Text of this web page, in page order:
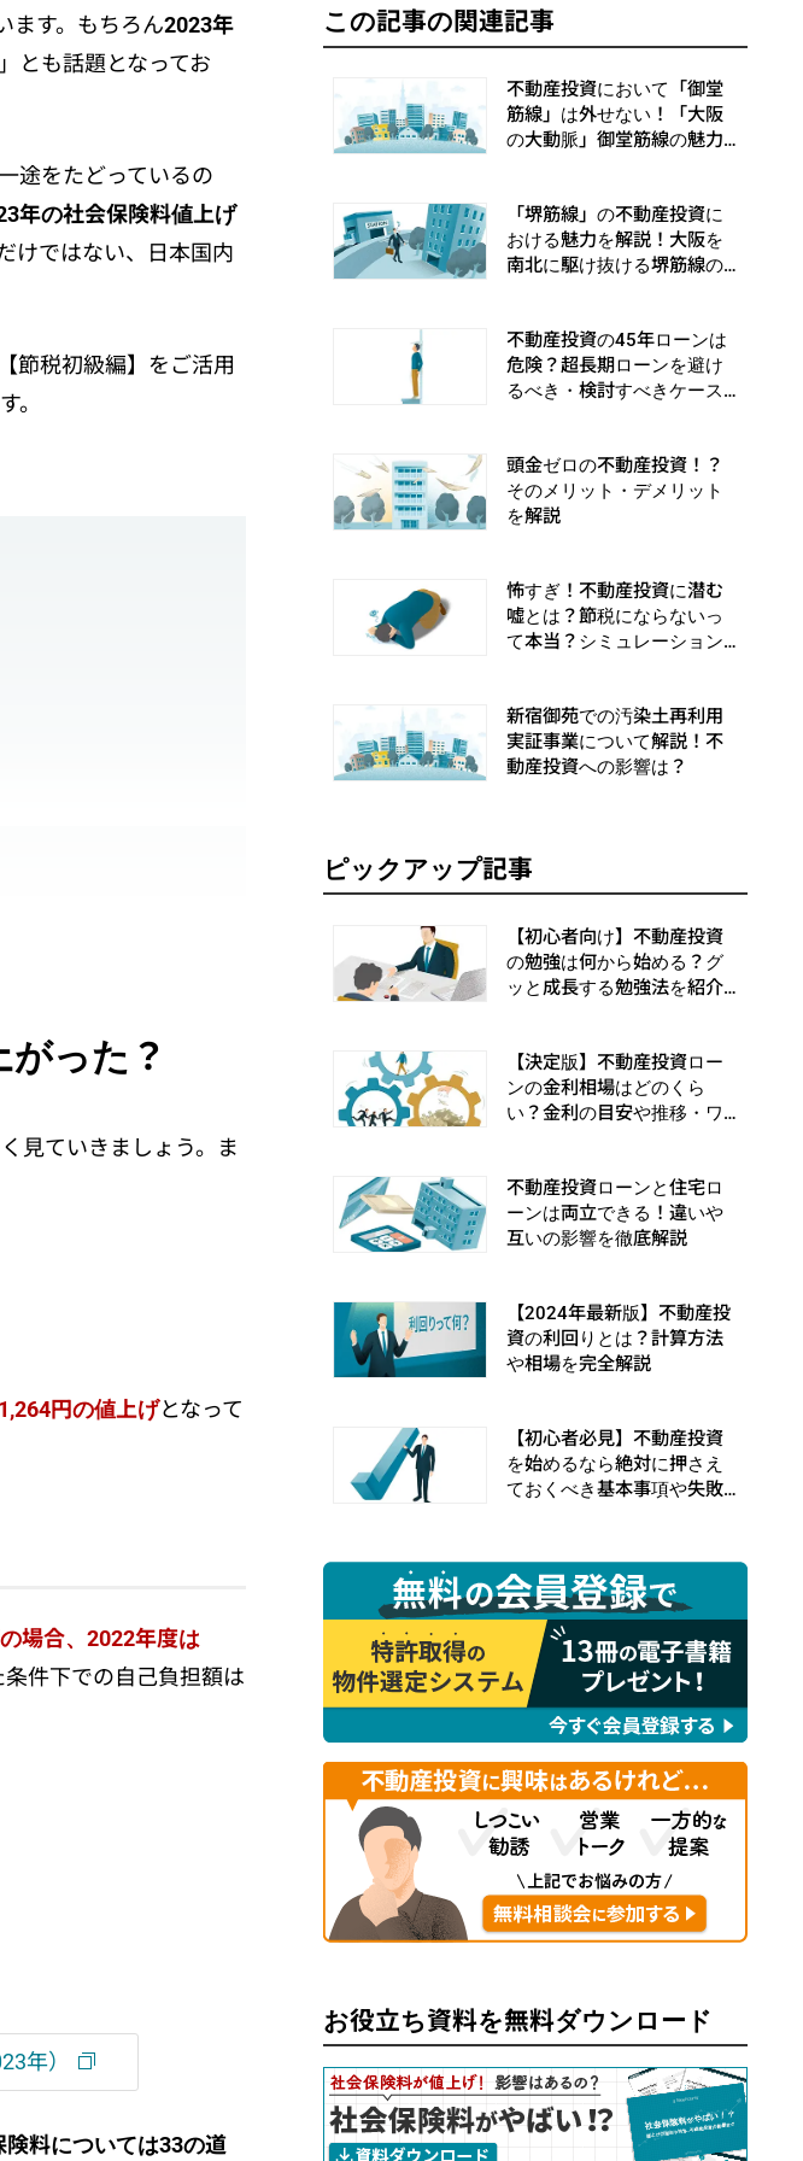
ます。もちろん2023年
とも話題となってお
途をたどっているの
年の社会保険料値上げ
けではない、日本国内
節税初級編】をご活用
。
った？
見ていきましょう。ま
円の値上げとなって
場合、2022年度は
件下での自己負担額は
年）
険料については33の道
この記事の関連記事
不動産投資において「御堂
筋線」は外せない！「大阪
の大動脈」御堂筋線の魅力
「堺筋線」の不動産投資に
おける魅力を解説！大阪を
南北に駆け抜ける堺筋線の
不動産投資の45年ローンは
危険？超長期ローンを避け
るべき・検討すべきケース
頭金ゼロの不動産投資！？
そのメリット・デメリット
を解説
怖すぎ！不動産投資に潜む
嘘とは？節税にならないっ
て本当？シミュレーション
新宿御苑での汚染土再利用
実証事業について解説！不
動産投資への影響は？
ピックアップ記事
【初心者向け】不動産投資
の勉強は何から始める？グ
ッと成長する勉強法を紹介
【決定版】不動産投資ロー
ンの金利相場はどのくら
い？金利の目安や推移・ワ
不動産投資ローンと住宅ロ
ーンは両立できる！違いや
互いの影響を徹底解説
【2024年最新版】不動産投
資の利回りとは？計算方法
や相場を完全解説
【初心者必見】不動産投資
を始めるなら絶対に押さえ
ておくべき基本事項や失敗
お役立ち資料を無料ダウンロード